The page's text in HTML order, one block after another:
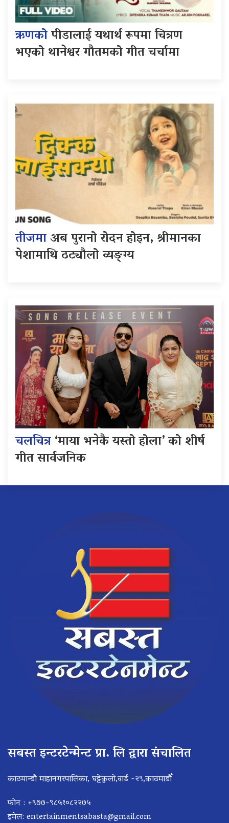
ऋणकोपीडालाई यथार्थ रूपमा चित्रण
भएको थानेश्वर गौतमको गीत चर्चामा
तीजमाअब पुरानो रोदन होइन, श्रीमानका
पेशामाथि ठट्यौलो व्यङ्ग्य
चलचित्र‘माया भनेकै यस्तो होला’ को शीर्ष
गीत सार्वजनिक
सबस्त इन्टरटेन्मेन्ट प्रा. लि द्वारा संचालित
काठमान्डौ माहानगरपालिका, घट्टेकुलो,वार्ड -२९,काठमाडौँ
फोन : +९७७-९८५१०८२२७५
इमेल: entertainmentsabasta@gmail.com